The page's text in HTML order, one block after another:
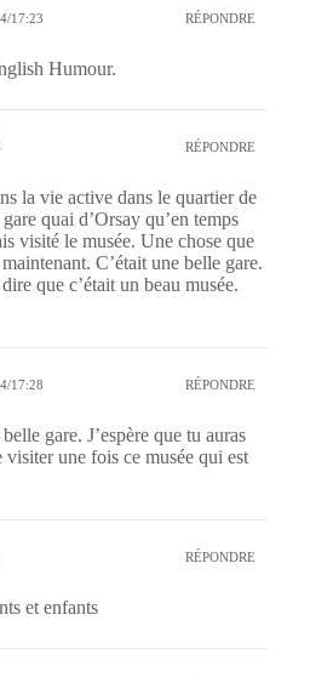
17:23 RÉPONDRE
Humour.
RÉPONDRE
la vie active dans le quartier de
quai d’Orsay qu’en temps
visité le musée. Une chose que
C’était une belle gare.
que c’était un beau musée.
17:28 RÉPONDRE
gare. J’espère que tu auras
visiter une fois ce musée qui est
RÉPONDRE
et enfants